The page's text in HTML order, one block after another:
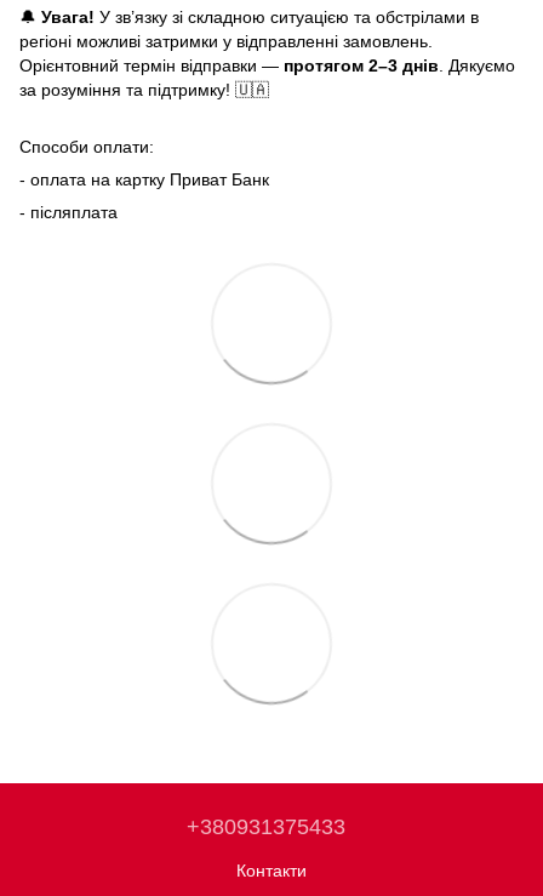
🔔 Увага! У зв’язку зі складною ситуацією та обстрілами в
регіоні можливі затримки у відправленні замовлень.
Орієнтовний термін відправки — протягом 2–3 днів. Дякуємо
за розуміння та підтримку! 🇺🇦
Способи оплати:
- оплата на картку Приват Банк
- післяплата
+380931375433
Контакти